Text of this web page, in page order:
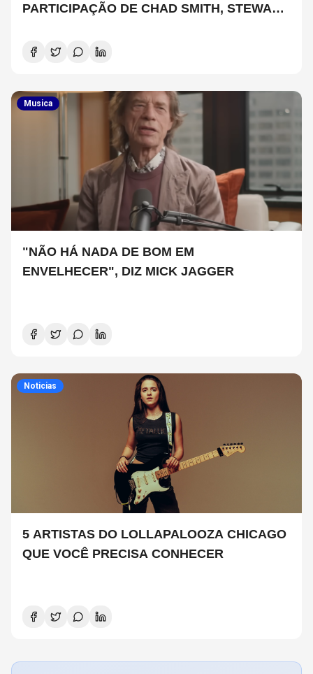
PARTICIPAÇÃO DE CHAD SMITH, STEWART
Musica
"NÃO HÁ NADA DE BOM EM
ENVELHECER", DIZ MICK JAGGER
Noticias
5 ARTISTAS DO LOLLAPALOOZA CHICAGO
QUE VOCÊ PRECISA CONHECER